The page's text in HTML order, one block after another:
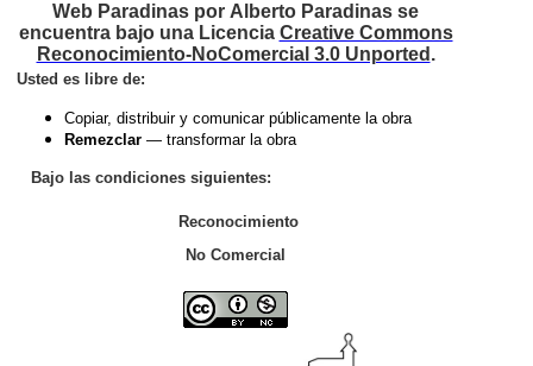
Web Paradinas por Alberto Paradinas se
encuentra bajo una Licencia Creative Commons
Reconocimiento-NoComercial 3.0 Unported .
Usted es libre de:
Copiar, distribuir y comunicar públicamente la obra
Remezclar — transformar la obra
Bajo las condiciones siguientes:
Reconocimiento
No Comercial